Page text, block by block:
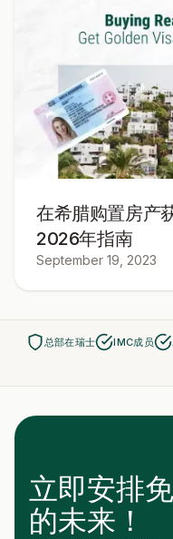
在希腊购置房产
2026年指南
September 19, 2023
总部在瑞士 IMC成员
立即安排
的未来！